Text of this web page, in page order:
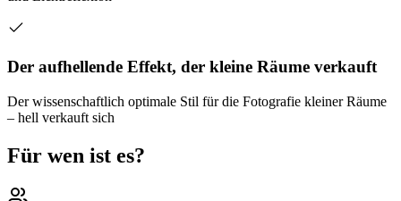
Der aufhellende Effekt, der kleine Räume verkauft
Der wissenschaftlich optimale Stil für die Fotografie kleiner Räume
– hell verkauft sich
Für wen ist es?